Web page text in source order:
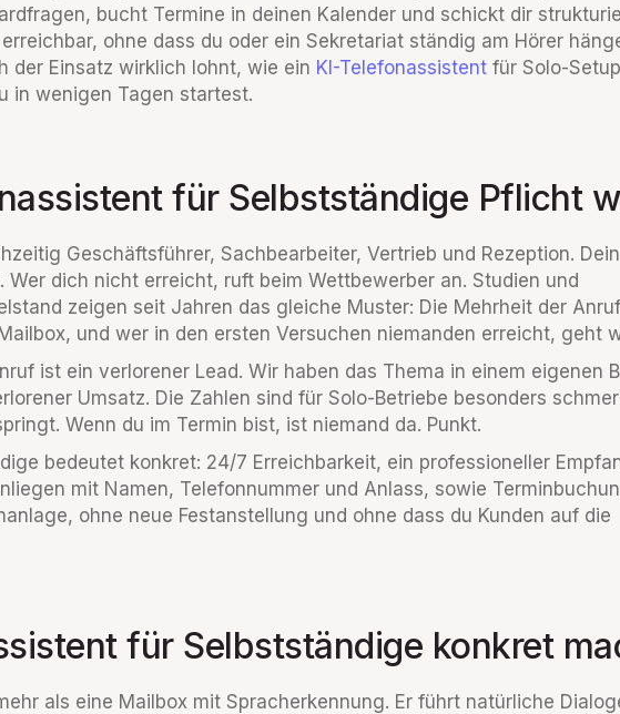
bucht Termine in deinen Kalender und schickt dir
ohne dass du oder ein Sekretariat ständig am Hörer
der Einsatz wirklich lohnt, wie ein KI-Telefonassistent für Solo-
in wenigen Tagen startest.
für Selbstständige Pflicht
Geschäftsführer, Sachbearbeiter, Vertrieb und Rezeption. Dein
dich nicht erreicht, ruft beim Wettbewerber an. Studien und
zeigen seit Jahren das gleiche Muster: Die Mehrheit der
und wer in den ersten Versuchen niemanden erreicht, geht
ist ein verlorener Lead. Wir haben das Thema in einem eigenen
Umsatz. Die Zahlen sind für Solo-Betriebe besonders
Wenn du im Termin bist, ist niemand da. Punkt.
bedeutet konkret: 24/7 Erreichbarkeit, ein professioneller
mit Namen, Telefonnummer und Anlass, sowie
ohne neue Festanstellung und ohne dass du Kunden auf die
für Selbstständige konkret
als eine Mailbox mit Spracherkennung. Er führt natürliche